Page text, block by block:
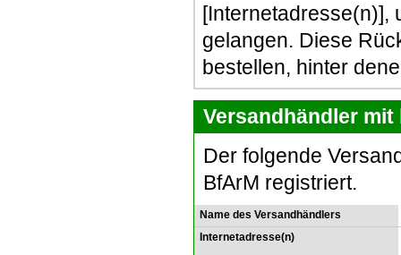
[Internetadresse(n)],
gelangen. Diese
bestellen, hinter
Versandhändler
Der folgende
BfArM registriert.
Name des Versandhändlers
Internetadresse(n)